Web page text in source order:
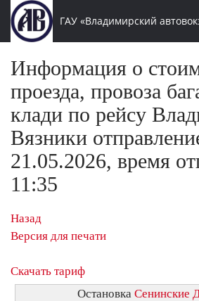
ГАУ «Владимирский
Информация о
проезда, провоза
клади по рейсу
Вязники
21.05.2026, время
11:35
Назад
Версия для печати
Скачать тариф
Остановка Сенинские